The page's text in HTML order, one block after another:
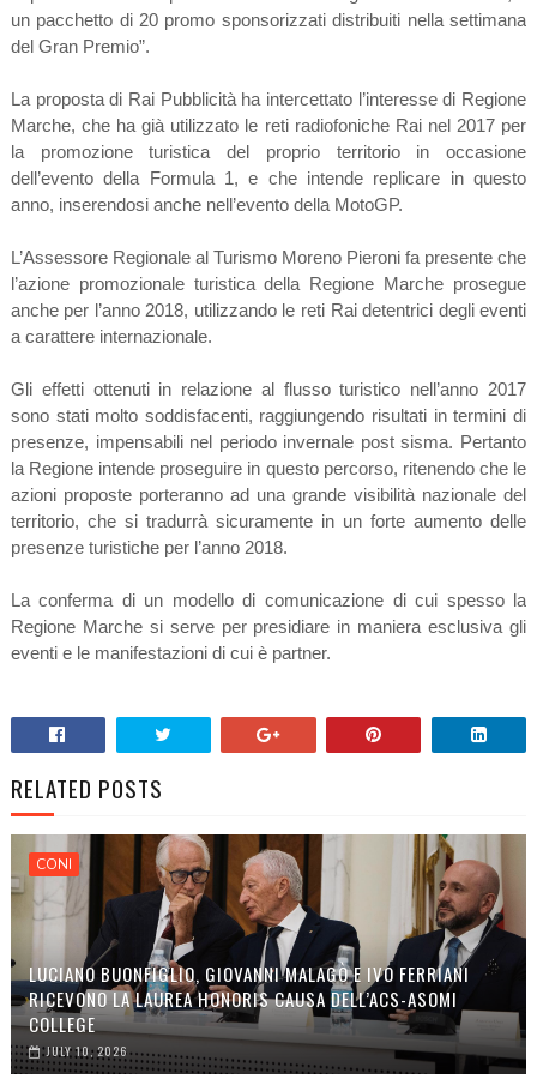
un pacchetto di 20 promo sponsorizzati distribuiti nella settimana
del Gran Premio”.
La proposta di Rai Pubblicità ha intercettato l’interesse di Regione
Marche, che ha già utilizzato le reti radiofoniche Rai nel 2017 per
la promozione turistica del proprio territorio in occasione
dell’evento della Formula 1, e che intende replicare in questo
anno, inserendosi anche nell’evento della MotoGP.
L’Assessore Regionale al Turismo Moreno Pieroni fa presente che
l’azione promozionale turistica della Regione Marche prosegue
anche per l’anno 2018, utilizzando le reti Rai detentrici degli eventi
a carattere internazionale.
Gli effetti ottenuti in relazione al flusso turistico nell’anno 2017
sono stati molto soddisfacenti, raggiungendo risultati in termini di
presenze, impensabili nel periodo invernale post sisma. Pertanto
la Regione intende proseguire in questo percorso, ritenendo che le
azioni proposte porteranno ad una grande visibilità nazionale del
territorio, che si tradurrà sicuramente in un forte aumento delle
presenze turistiche per l’anno 2018.
La conferma di un modello di comunicazione di cui spesso la
Regione Marche si serve per presidiare in maniera esclusiva gli
eventi e le manifestazioni di cui è partner.
RELATED POSTS
CONI
LUCIANO BUONFIGLIO, GIOVANNI MALAGÒ E IVO FERRIANI
RICEVONO LA LAUREA HONORIS CAUSA DELL’ACS-ASOMI
COLLEGE
JULY 10, 2026